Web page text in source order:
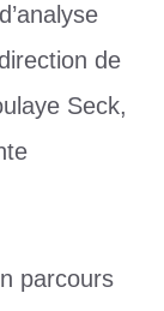
de
Seck,